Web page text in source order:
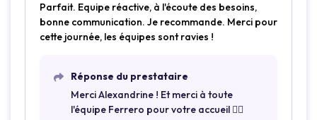
Parfait. Equipe réactive, à l'écoute des besoins,
bonne communication. Je recommande. Merci pour
cette journée, les équipes sont ravies !
Réponse du prestataire
Merci Alexandrine ! Et merci à toute
l'équipe Ferrero pour votre accueil 👍🏽